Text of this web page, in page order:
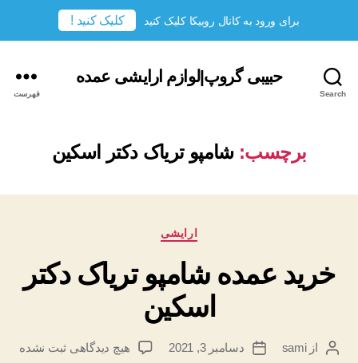
Search
حبیبی گروپ|لوازم ارایشی عمده
فهرست
برچسب: شامپو تریاک دکتر اسکین
دسته‌ها
ارایشی
خرید عمده شامپو تریاک دکتر
اسکین
نویسندهٔ
ازsami
تاریخدسامبر 3, 2021 هیچ دیدگاهی برای
ثبت نشده
برای ورود به کانال روبیکا کلیک کنید کلیک کنید !